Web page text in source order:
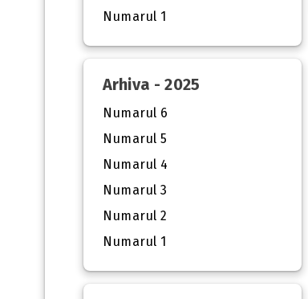
Numarul 1
Arhiva - 2025
Numarul 6
Numarul 5
Numarul 4
Numarul 3
Numarul 2
Numarul 1